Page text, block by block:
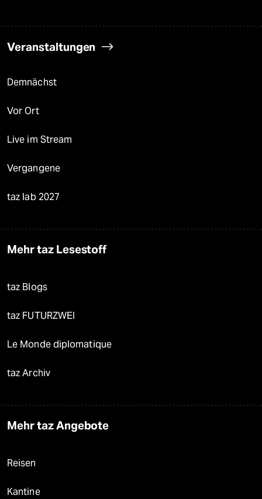
Veranstaltungen
Demnächst
Vor Ort
Live im Stream
Vergangene
taz lab 2027
Mehr taz Lesestoff
taz Blogs
taz FUTURZWEI
Le Monde diplomatique
taz Archiv
Mehr taz Angebote
Reisen
Kantine